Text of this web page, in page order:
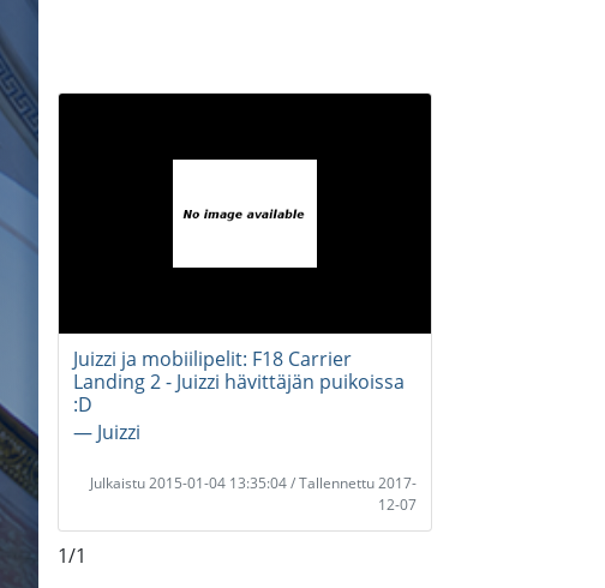
Juizzi ja mobiilipelit: F18 Carrier
Landing 2 - Juizzi hävittäjän puikoissa
:D
― Juizzi
Julkaistu 2015-01-04 13:35:04 / Tallennettu 2017-
12-07
1/1